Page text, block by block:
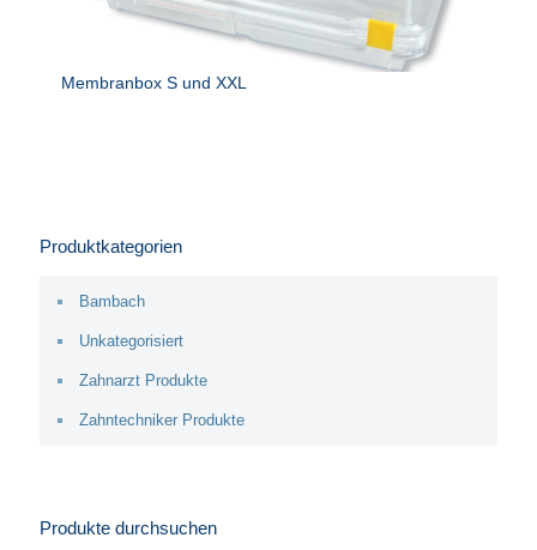
Membranbox S und XXL
Produktkategorien
Bambach
Unkategorisiert
Zahnarzt Produkte
Zahntechniker Produkte
Produkte durchsuchen